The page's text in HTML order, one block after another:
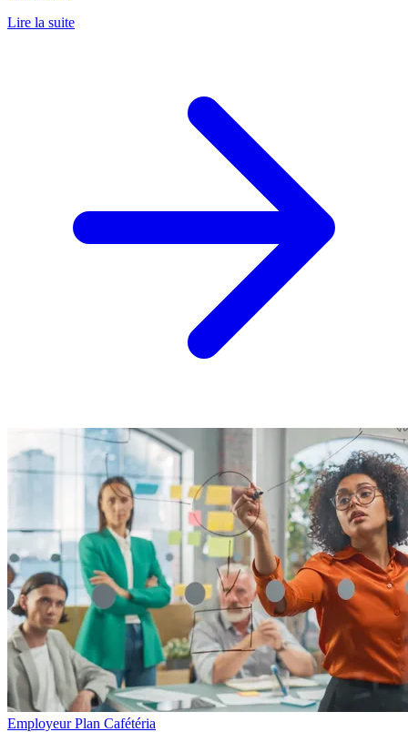
Lire la suite
Employeur Plan Cafétéria